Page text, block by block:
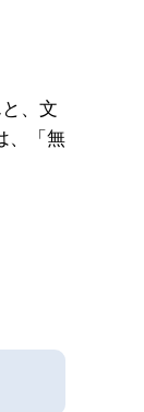
、文
、「無